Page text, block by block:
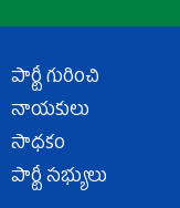
పార్టీ గురించి
నాయకులు
సాధకం
పార్టీ సభ్యులు